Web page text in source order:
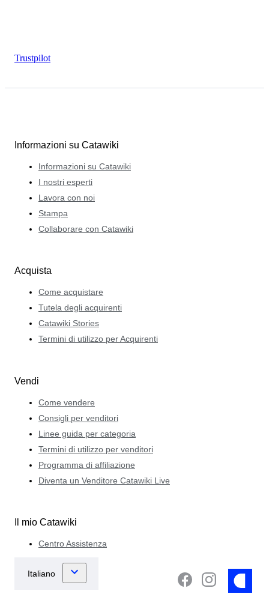
Trustpilot
Informazioni su Catawiki
Informazioni su Catawiki
I nostri esperti
Lavora con noi
Stampa
Collaborare con Catawiki
Acquista
Come acquistare
Tutela degli acquirenti
Catawiki Stories
Termini di utilizzo per Acquirenti
Vendi
Come vendere
Consigli per venditori
Linee guida per categoria
Termini di utilizzo per venditori
Programma di affiliazione
Diventa un Venditore Catawiki Live
Il mio Catawiki
Centro Assistenza